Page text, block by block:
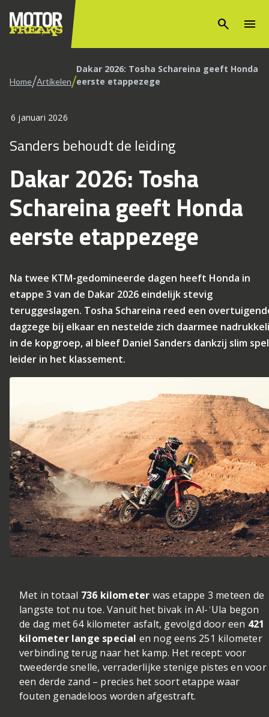
search menu
Home/Artikelen/Dakar 2026: Tosha Schareina geeft Honda
eerste etappezege
6 januari 2026
Sanders behoudt de leiding
Dakar 2026: Tosha
Schareina geeft Honda
eerste etappezege
Na twee KTM-gedomineerde dagen heeft Honda in
etappe 3 van de Dakar 2026 eindelijk stevig
teruggeslagen. Tosha Schareina reed een
dagzege bij elkaar en nestelde zich daarmee
in de kopgroep, al bleef Daniel Sanders dankzij slim spel
leider in het klassement.
Met in totaal 736 kilometer was etappe 3 meteen de
langste tot nu toe. Vanuit het bivak in Al-ʿUla begon
de dag met 64 kilometer asfalt, gevolgd door een 421
kilometer lange special en nog eens 251 kilometer
verbinding terug naar het kamp. Het recept: voor
tweederde snelle, verraderlijke stenige pistes en voor
een derde zand – precies het soort etappe waar
fouten genadeloos worden afgestraft.